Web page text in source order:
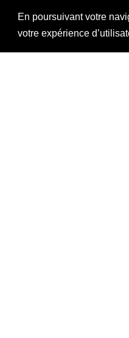
En poursuivant votre
votre expérience